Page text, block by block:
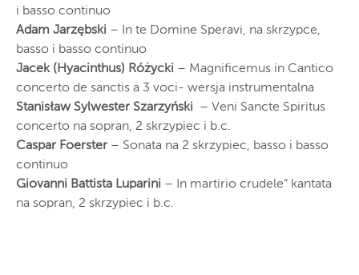
i basso continuo
Adam Jarzębski – In te Domine Speravi, na skrzypce,
basso i basso continuo
Jacek (Hyacinthus) Różycki – Magnificemus in Cantico
concerto de sanctis a 3 voci- wersja instrumentalna
Stanisław Sylwester Szarzyński – Veni Sancte Spiritus
concerto na sopran, 2 skrzypiec i b.c.
Caspar Foerster – Sonata na 2 skrzypiec, basso i basso
continuo
Giovanni Battista Luparini – In martirio crudele“ kantata
na sopran, 2 skrzypiec i b.c.